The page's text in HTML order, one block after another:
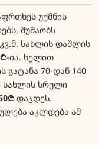
უქმნის
მუშაობს
სახლის დაშლის
-ია. ხელით
გატანა 70-დან 140
სახლის სრული
დაჯდეს.
აკლდება ამ